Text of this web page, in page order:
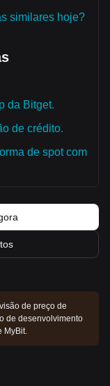
similares hoje?
da Bitget.
de crédito.
de spot com
de preço de
de desenvolvimento
MyBit.